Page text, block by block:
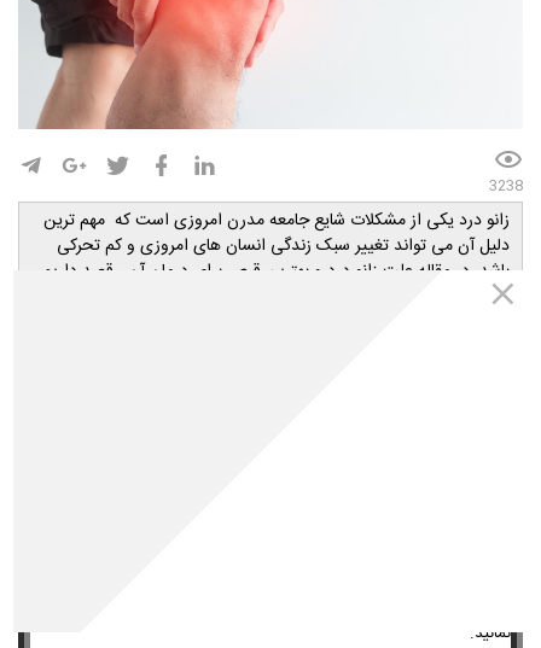
3238
زانو درد یکی از مشکلات شایع جامعه مدرن امروزی است که مهم ترین
دلیل آن می تواند تغییر سبک زندگی انسان های امروزی و کم تحرکی
باشد. در مقاله علت زانو درد و بهترین قرص برای درمان آن ، قصد داریم
دلایل بروز این مشکل را بررسی کنیم و شما را با بهترین مکمل های موثر
نمائید.